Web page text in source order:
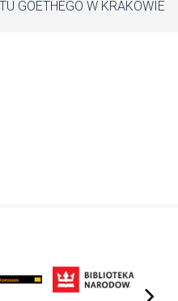
GOETHEGO W KRAKOWIE
next